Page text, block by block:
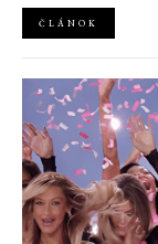
ČLÁNOK